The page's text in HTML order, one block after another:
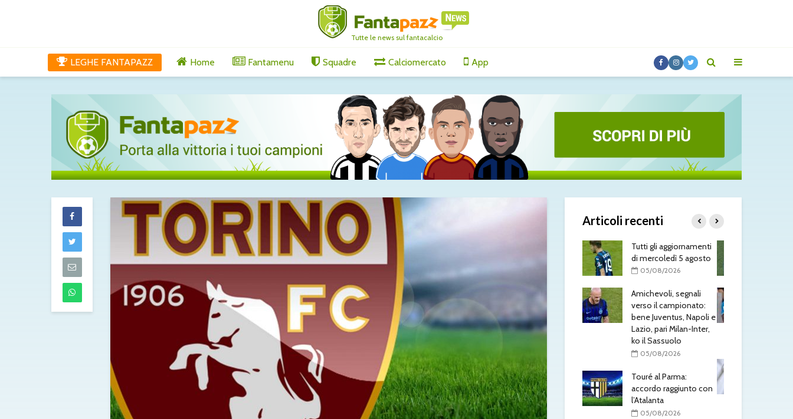
Tutte le news sul fantacalcio
LEGHE FANTAPAZZ Home Fantamenu Squadre Calciomercato App
Articoli recenti
Molina alla Roma: è
fatta
Napoli: Lukaku non si
presenta e Gutierrez è
un giocatore del
Leverkusen
05/08/2026
Mastantuono alla
Fiorentina, affare fatto:
il Real Madrid dà il via
libera
05/08/2026
Roma, Molina sempre
più vicino: accordo con
05/08/2026
Monza, colpo
Robinson: arriva in
prestito dal
Southampton
05/08/2026
De Bruyne al centro del
progetto, Lukaku saluta:
intanto il mercato
accelera
05/08/2026
Amichevoli, segnali
bene Juventus, Napoli e
Lazio, pari Milan-Inter,
Touré al Parma:
accordo raggiunto con
l’Atalanta
05/08/2026
Molina alla Roma: è
fatta
05/08/2026
Napoli: Lukaku non si
presenta e Gutierrez è
un giocatore del
Leverkusen
05/08/2026
Fiorentina, affare fatto:
il Real Madrid dà il via
libera
05/08/2026